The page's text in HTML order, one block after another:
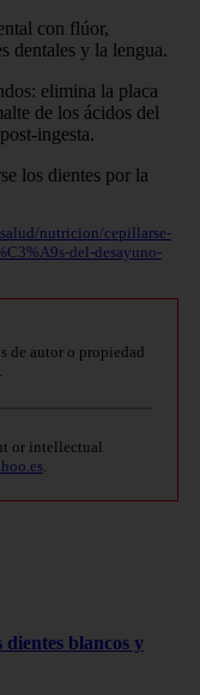
con flúor,
dentales y la lengua.
elimina la placa
de los ácidos del
ingesta.
nutricion/cepillarse-
del-desayuno-
de autor o propiedad
or intellectual
dientes blancos y